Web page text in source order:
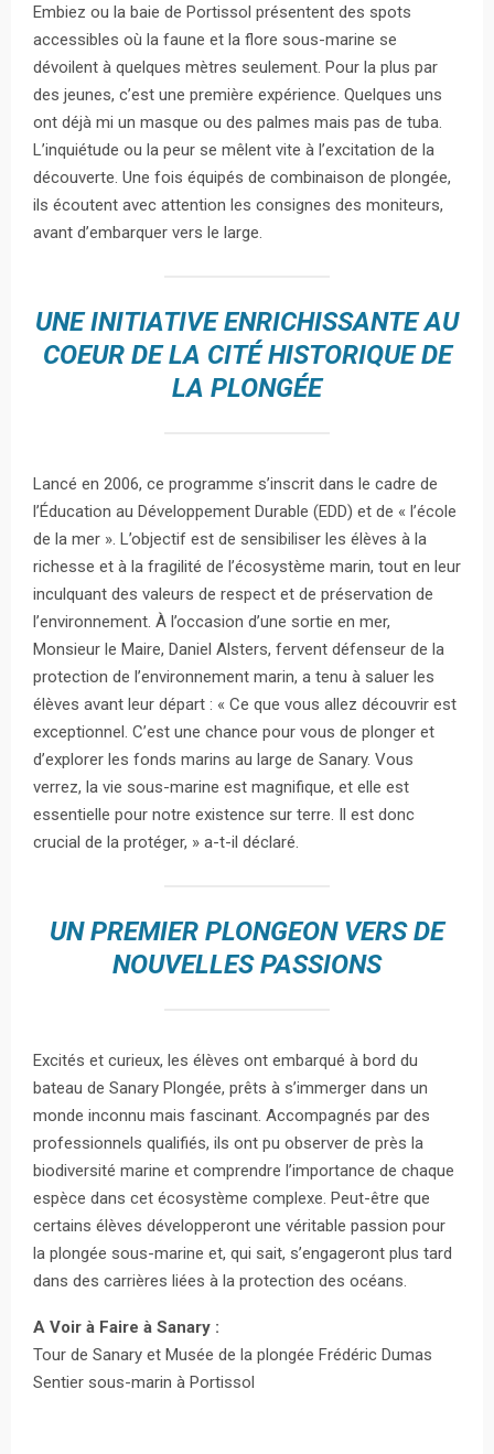
Embiez ou la baie de Portissol présentent des spots
accessibles où la faune et la flore sous-marine se
dévoilent à quelques mètres seulement. Pour la plus par
des jeunes, c’est une première expérience. Quelques uns
ont déjà mi un masque ou des palmes mais pas de tuba.
L’inquiétude ou la peur se mêlent vite à l’excitation de la
découverte. Une fois équipés de combinaison de plongée,
ils écoutent avec attention les consignes des moniteurs,
avant d’embarquer vers le large.
UNE INITIATIVE ENRICHISSANTE AU
COEUR DE LA CITÉ HISTORIQUE DE
LA PLONGÉE
Lancé en 2006, ce programme s’inscrit dans le cadre de
l’Éducation au Développement Durable (EDD) et de « l’école
de la mer ». L’objectif est de sensibiliser les élèves à la
richesse et à la fragilité de l’écosystème marin, tout en leur
inculquant des valeurs de respect et de préservation de
l’environnement. À l’occasion d’une sortie en mer,
Monsieur le Maire, Daniel Alsters, fervent défenseur de la
protection de l’environnement marin, a tenu à saluer les
élèves avant leur départ : « Ce que vous allez découvrir est
exceptionnel. C’est une chance pour vous de plonger et
d’explorer les fonds marins au large de Sanary. Vous
verrez, la vie sous-marine est magnifique, et elle est
essentielle pour notre existence sur terre. Il est donc
crucial de la protéger, » a-t-il déclaré.
UN PREMIER PLONGEON VERS DE
NOUVELLES PASSIONS
Excités et curieux, les élèves ont embarqué à bord du
bateau de Sanary Plongée, prêts à s’immerger dans un
monde inconnu mais fascinant. Accompagnés par des
professionnels qualifiés, ils ont pu observer de près la
biodiversité marine et comprendre l’importance de chaque
espèce dans cet écosystème complexe. Peut-être que
certains élèves développeront une véritable passion pour
la plongée sous-marine et, qui sait, s’engageront plus tard
dans des carrières liées à la protection des océans.
A Voir à Faire à Sanary :
Tour de Sanary et Musée de la plongée Frédéric Dumas
Sentier sous-marin à Portissol